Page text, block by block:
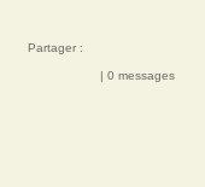
Partager :
| 0 messages